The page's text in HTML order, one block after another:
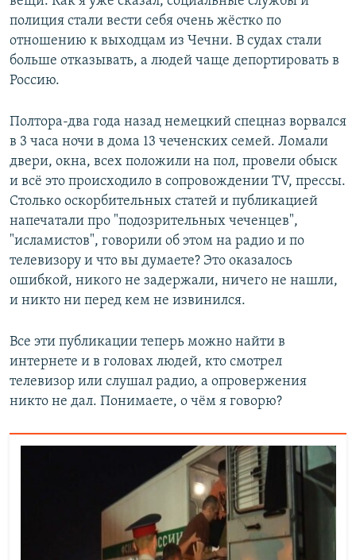
полиция стали вести себя очень жёстко по
отношению к выходцам из Чечни. В судах стали
больше отказывать, а людей чаще депортировать в
Россию.
Полтора-два года назад немецкий спецназ ворвался
в 3 часа ночи в дома 13 чеченских семей. Ломали
двери, окна, всех положили на пол, провели обыск
и всё это происходило в сопровождении ТV, прессы.
Столько оскорбительных статей и публикацией
напечатали про "подозрительных чеченцев",
"исламистов", говорили об этом на радио и по
телевизору и что вы думаете? Это оказалось
ошибкой, никого не задержали, ничего не нашли,
и никто ни перед кем не извинился.
Все эти публикации теперь можно найти в
интернете и в головах людей, кто смотрел
телевизор или слушал радио, а опровержения
никто не дал. Понимаете, о чём я говорю?